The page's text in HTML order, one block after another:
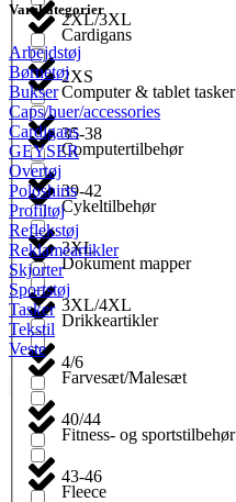
Cardigans
Computer & tablet tasker
Computertilbehør
Cykeltilbehør
Dokument mapper
Drikkeartikler
Farvesæt/Malesæt
Fitness- og sportstilbehør
Fleece
2XL/3XL
2XS
35-38
39-42
3XL
3XL/4XL
4/6
40/44
43-46
Varekategorier
Arbejdstøj
Børnetøj
Bukser
Caps/huer/accessories
Cardigans
GEYSER
Overtøj
Poloshirts
Profiltøj
Reflekstøj
Reklameartikler
Skjorter
Sportstøj
Tasker
Tekstil
Veste